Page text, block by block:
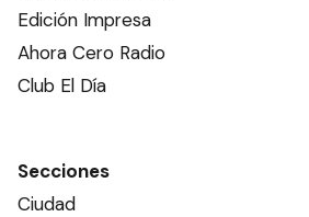
Edición Impresa
Ahora Cero Radio
Club El Día
Secciones
Ciudad